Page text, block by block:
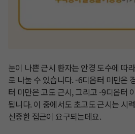
눈이 나쁜 근시 환자는 안경 도수에 따
로 나눌 수 있습니다. -6디옵터 미만은
터 미만은 고도 근시, 그리고 -9디옵터
됩니다. 이 중에서도 초고도 근시는 시
신중한 접근이 요구되는데요.